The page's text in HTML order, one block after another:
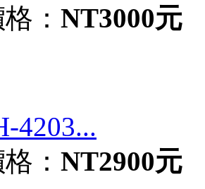
： NT3000元
4203...
： NT2900元